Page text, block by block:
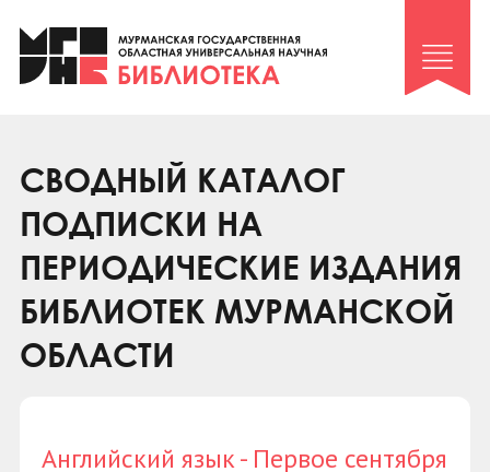
Клуб «Гиря и сельдерей»
Клуб «Семейный архив»
Коллегам
Контакты
СВОДНЫЙ КАТАЛОГ
ПОДПИСКИ НА
ПЕРИОДИЧЕСКИЕ ИЗДАНИЯ
БИБЛИОТЕК МУРМАНСКОЙ
ОБЛАСТИ
Английский язык - Первое сентября